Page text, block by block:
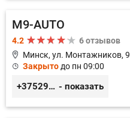
M9-AUTO
4.2
6 отзывов
Минск, ул. Монтажников, 9
Закрыто до пн 09:00
+375299395764 - показать